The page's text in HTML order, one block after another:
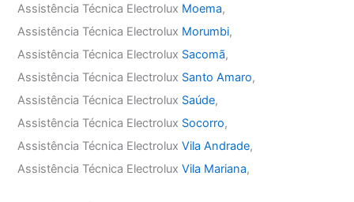
Assistência Técnica Electrolux Moema,
Assistência Técnica Electrolux Morumbi,
Assistência Técnica Electrolux Sacomã,
Assistência Técnica Electrolux Santo Amaro,
Assistência Técnica Electrolux Saúde,
Assistência Técnica Electrolux Socorro,
Assistência Técnica ElectroluxVila Andrade,
Assistência Técnica ElectroluxVila Mariana,